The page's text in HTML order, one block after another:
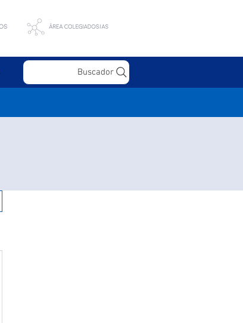
Buscador